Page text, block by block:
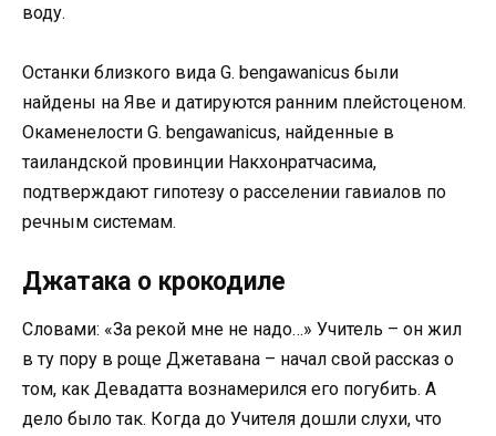
воду.
Останки близкого вида G. bengawanicus были
найдены на Яве и датируются ранним плейстоценом.
Окаменелости G. bengawanicus, найденные в
таиландской провинции Накхонратчасима,
подтверждают гипотезу о расселении гавиалов по
речным системам.
Джатака о крокодиле
Словами: «За рекой мне не надо…» Учитель – он жил
в ту пору в роще Джетавана – начал свой рассказ о
том, как Девадатта вознамерился его погубить. А
дело было так. Когда до Учителя дошли слухи, что